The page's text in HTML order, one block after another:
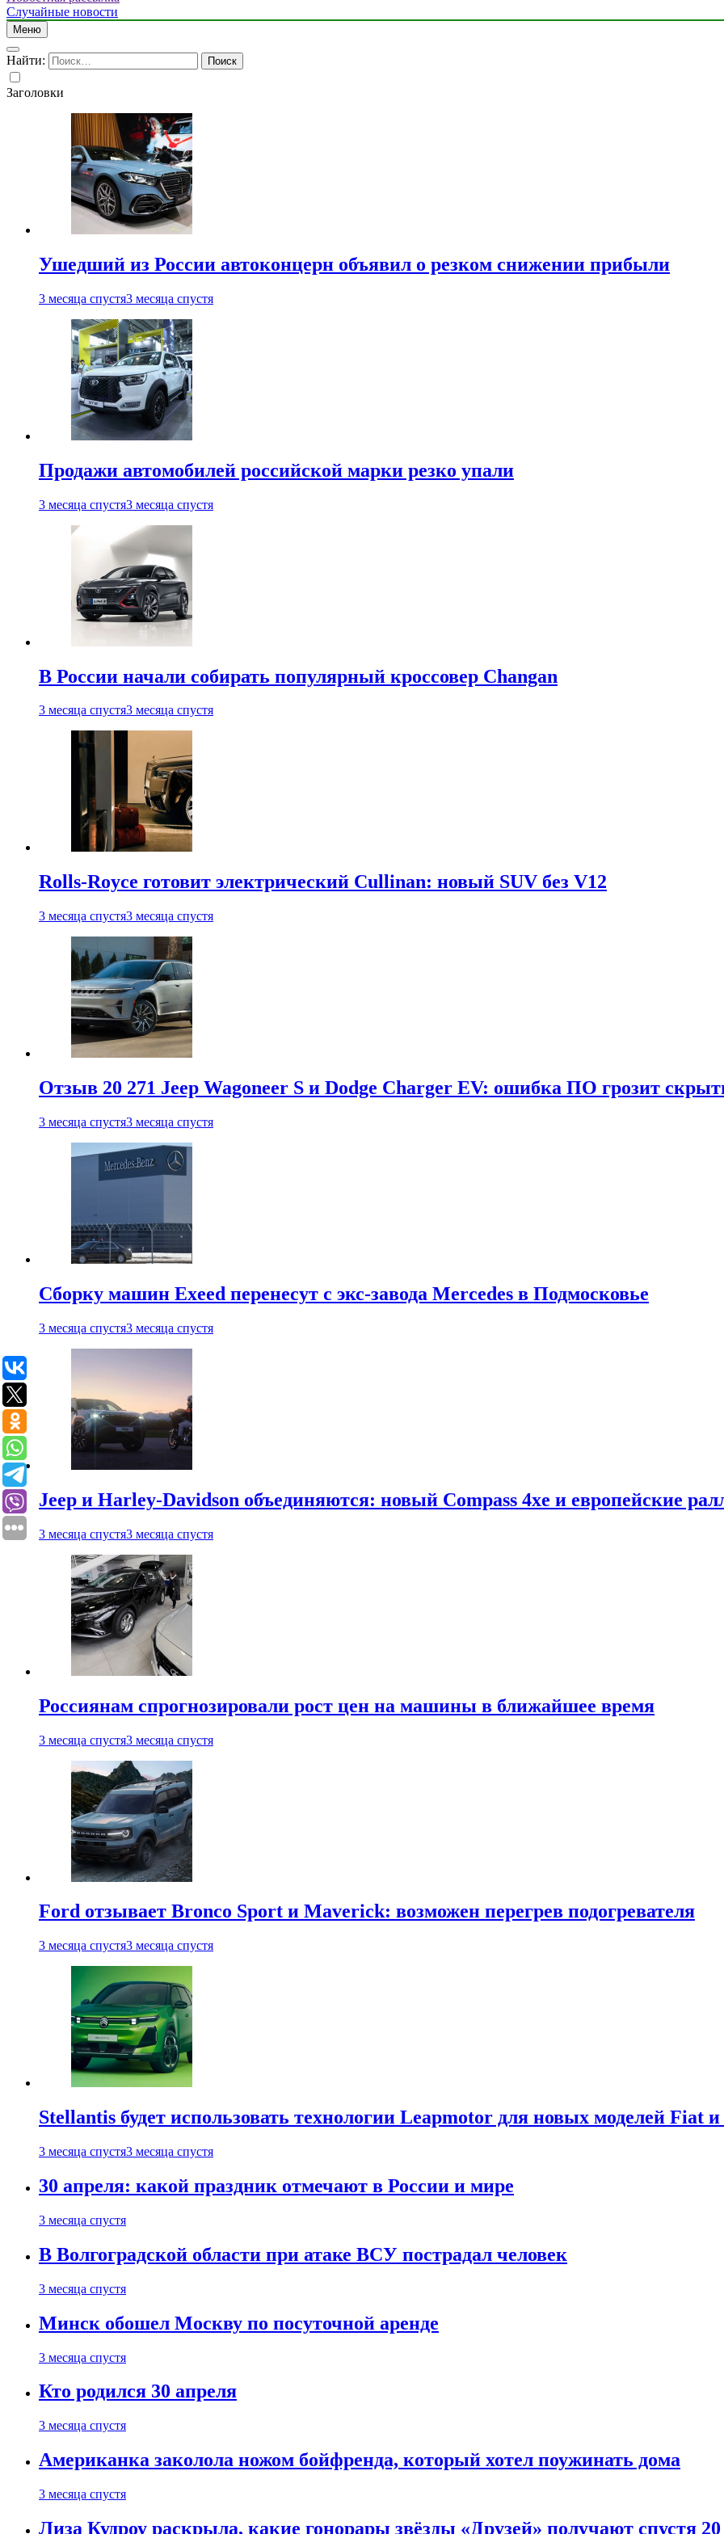
Случайные новости
Меню
Найти:
Заголовки
Ушедший из России автоконцерн объявил о резком снижении прибыли
3 месяца спустя3 месяца спустя
Продажи автомобилей российской марки резко упали
3 месяца спустя3 месяца спустя
В России начали собирать популярный кроссовер Changan
3 месяца спустя3 месяца спустя
Rolls-Royce готовит электрический Cullinan: новый SUV без V12
3 месяца спустя3 месяца спустя
Отзыв 20 271 Jeep Wagoneer S и Dodge Charger EV: ошибка ПО грозит
3 месяца спустя3 месяца спустя
Сборку машин Exeed перенесут с экс-завода Mercedes в Подмосковье
3 месяца спустя3 месяца спустя
Jeep и Harley-Davidson объединяются: новый Compass 4xe и европейские
3 месяца спустя3 месяца спустя
Россиянам спрогнозировали рост цен на машины в ближайшее время
3 месяца спустя3 месяца спустя
Ford отзывает Bronco Sport и Maverick: возможен перегрев подогревателя
3 месяца спустя3 месяца спустя
Stellantis будет использовать технологии Leapmotor для новых моделей Fiat
3 месяца спустя3 месяца спустя
30 апреля: какой праздник отмечают в России и мире
3 месяца спустя
В Волгоградской области при атаке ВСУ пострадал человек
3 месяца спустя
Минск обошел Москву по посуточной аренде
3 месяца спустя
Кто родился 30 апреля
3 месяца спустя
Американка заколола ножом бойфренда, который хотел поужинать дома
3 месяца спустя
Лиза Кудроу раскрыла, какие гонорары звёзды «Друзей» получают спустя